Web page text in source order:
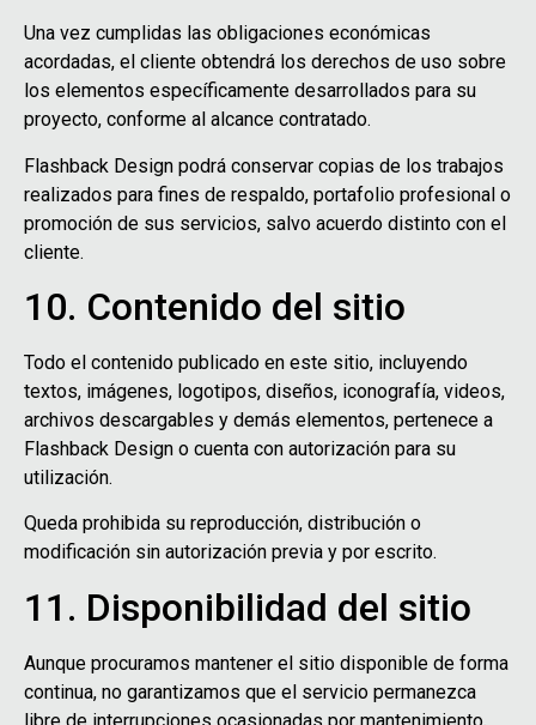
Una vez cumplidas las obligaciones económicas
acordadas, el cliente obtendrá los derechos de uso sobre
los elementos específicamente desarrollados para su
proyecto, conforme al alcance contratado.
Flashback Design podrá conservar copias de los trabajos
realizados para fines de respaldo, portafolio profesional o
promoción de sus servicios, salvo acuerdo distinto con el
cliente.
10. Contenido del sitio
Todo el contenido publicado en este sitio, incluyendo
textos, imágenes, logotipos, diseños, iconografía, videos,
archivos descargables y demás elementos, pertenece a
Flashback Design o cuenta con autorización para su
utilización.
Queda prohibida su reproducción, distribución o
modificación sin autorización previa y por escrito.
11. Disponibilidad del sitio
Aunque procuramos mantener el sitio disponible de forma
continua, no garantizamos que el servicio permanezca